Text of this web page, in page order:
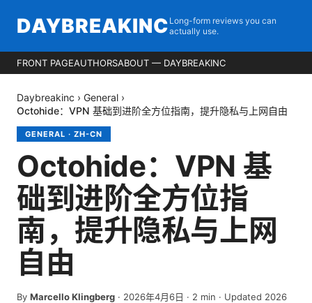
DAYBREAKINC Long-form reviews you can
actually use.
FRONT PAGEAUTHORSABOUT — DAYBREAKINC
Daybreakinc › General ›
Octohide：VPN 基础到进阶全方位指南，提升隐私与上网自由
GENERAL · ZH-CN
Octohide：VPN 基
础到进阶全方位指
南，提升隐私与上网
自由
By Marcello Klingberg · 2026年4月6日 · 2 min · Updated 2026